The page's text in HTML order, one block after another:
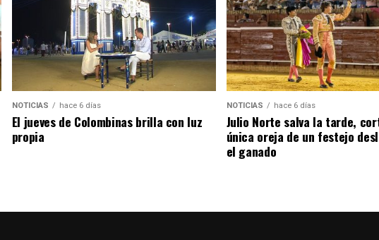
NOTICIAS hace 6 días
El jueves de Colombinas brilla con luz
propia
NOTICIAS hace 6 días
Julio Norte salva la tarde,
única oreja de un festejo
el ganado